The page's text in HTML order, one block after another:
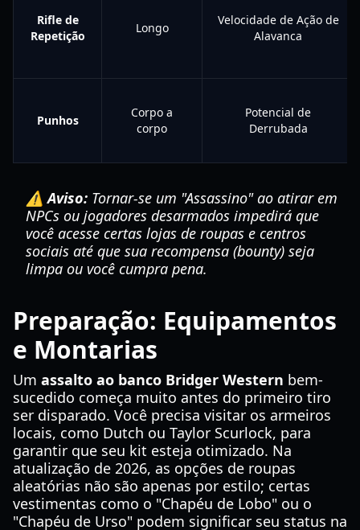
Rifle de
Repetição
Longo
Velocidade de Ação de
Alavanca
Punhos
Corpo a
corpo
Potencial de
Derrubada
⚠️ Aviso: Tornar-se um "Assassino" ao atirar em
NPCs ou jogadores desarmados impedirá que
você acesse certas lojas de roupas e centros
sociais até que sua recompensa (bounty) seja
limpa ou você cumpra pena.
Preparação: Equipamentos
e Montarias
Um assalto ao banco Bridger Western bem-
sucedido começa muito antes do primeiro tiro
ser disparado. Você precisa visitar os armeiros
locais, como Dutch ou Taylor Scurlock, para
garantir que seu kit esteja otimizado. Na
atualização de 2026, as opções de roupas
aleatórias não são apenas por estilo; certas
vestimentas como o "Chapéu de Lobo" ou o
"Chapéu de Urso" podem significar seu status na